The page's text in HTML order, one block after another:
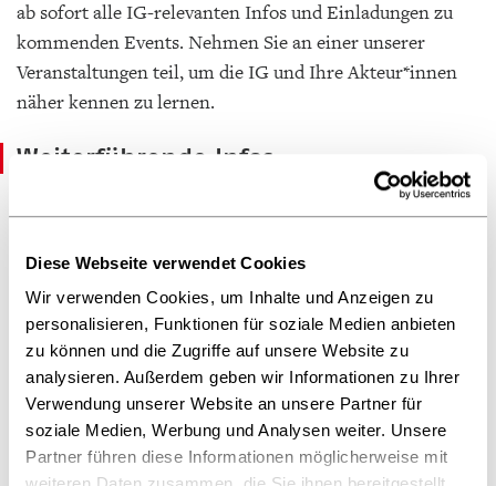
Diese Webseite verwendet Cookies
Wir verwenden Cookies, um Inhalte und Anzeigen zu
personalisieren, Funktionen für soziale Medien anbieten
zu können und die Zugriffe auf unsere Website zu
analysieren. Außerdem geben wir Informationen zu Ihrer
Verwendung unserer Website an unsere Partner für
soziale Medien, Werbung und Analysen weiter. Unsere
Partner führen diese Informationen möglicherweise mit
ab sofort alle IG-relevanten Infos und Einladungen zu
kommenden Events. Nehmen Sie an einer unserer
Veranstaltungen teil, um die IG und Ihre Akteur*innen
näher kennen zu lernen.
Weiterführende Infos
IG Produktmetadaten
Mitmachen